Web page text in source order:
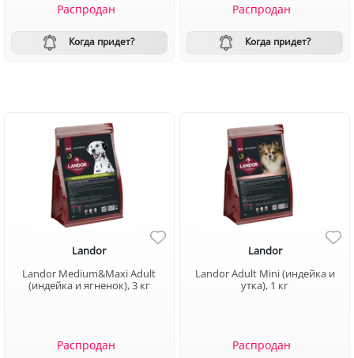
Распродан
Когда придет?
Распродан
Когда придет?
Landor
Landor Medium&Maxi Adult
(индейка и ягненок), 3 кг
Распродан
Landor
Landor Adult Mini (индейка и
утка), 1 кг
Распродан